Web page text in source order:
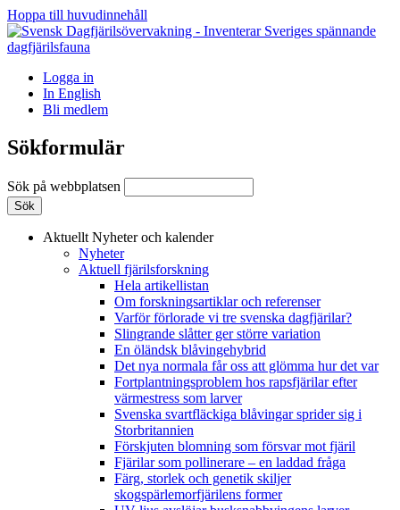
Hoppa till huvudinnehåll
Logga in
In English
Bli medlem
Sökformulär
Sök på webbplatsen
Aktuellt Nyheter och kalender
Nyheter
Aktuell fjärilsforskning
Hela artikellistan
Om forskningsartiklar och referenser
Varför förlorade vi tre svenska dagfjärilar?
Slingrande slåtter ger större variation
En öländsk blåvingehybrid
Det nya normala får oss att glömma hur det var
Fortplantningsproblem hos rapsfjärilar efter
värmestress som larver
Svenska svartfläckiga blåvingar sprider sig i
Storbritannien
Förskjuten blomning som försvar mot fjäril
Fjärilar som pollinerare – en laddad fråga
Färg, storlek och genetik skiljer
skogspärlemorfjärilens former